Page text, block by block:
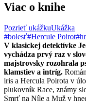
Viac o knihe
Pozrieť ukážkuUkážka
#bolesť#Hercule Poirot
V klasickej detektívke
vychádza prvý raz v
majstrovsky rozohrala
klamstiev a intríg.
iris a Hercula Poirota v
plukovník Race, známy
Smrť na Níle a Muž v